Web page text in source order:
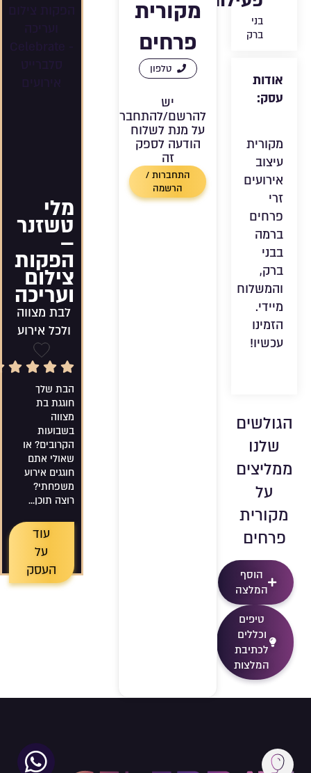
מלי
טשזנר
–
הפקות
צילום
ועריכה
לבת מצווה
ולכל אירוע
5/5 Rating
הבת שלך
חוגגת בת
מצווה
בשבועות
הקרובים? או
שאולי אתם
חוגגים אירוע
משפחתי?
רוצה תוכן...
עוד
על
העסק
בני
ברק
אודות
עסק:
מקורית
עיצוב
אירועים
זרי
פרחים
ברמה
בבני
ברק,
והמשלוח
מיידי.
הזמינו
עכשיו!
הגולשים
שלנו
ממליצים
על
מקורית
פרחים
הוסף
המלצה
טיפים
וכללים
לכתיבת
המלצות
מקורית
פרחים
טלפון
יש
להרשם/להתחבר
על מנת לשלוח
הודעה לספק
זה
התחברות /
הרשמה